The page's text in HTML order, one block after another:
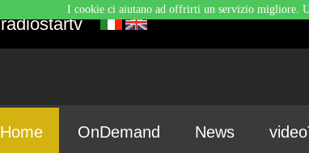
radiostartv
Home OnDemand News
I cookie ci aiutano ad offrirti un servizio migliore.